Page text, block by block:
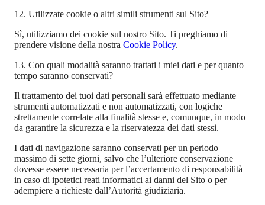
12. Utilizzate cookie o altri simili strumenti sul Sito?
Sì, utilizziamo dei cookie sul nostro Sito. Ti preghiamo di
prendere visione della nostra Cookie Policy.
13. Con quali modalità saranno trattati i miei dati e per quanto
tempo saranno conservati?
Il trattamento dei tuoi dati personali sarà effettuato mediante
strumenti automatizzati e non automatizzati, con logiche
strettamente correlate alla finalità stesse e, comunque, in modo
da garantire la sicurezza e la riservatezza dei dati stessi.
I dati di navigazione saranno conservati per un periodo
massimo di sette giorni, salvo che l’ulteriore conservazione
dovesse essere necessaria per l’accertamento di responsabilità
in caso di ipotetici reati informatici ai danni del Sito o per
adempiere a richieste dall’Autorità giudiziaria.